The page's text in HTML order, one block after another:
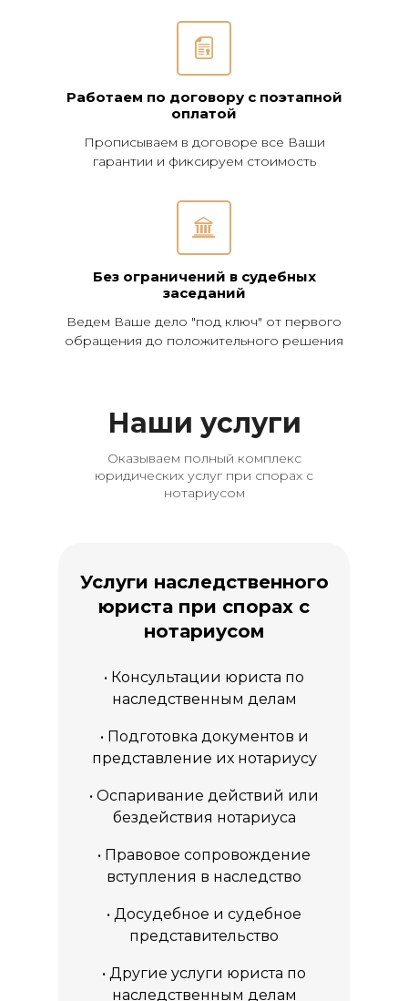
Работаем по договору с поэтапной
оплатой
Без ограничений в судебных
заседаний
Прописываем в договоре все Ваши
гарантии и фиксируем стоимость
Ведем Ваше дело "под ключ" от первого
обращения до положительного решения
Наши услуги
Оказываем полный комплекс
юридических услуг при спорах с
нотариусом
• Консультации юриста по
наследственным делам
• Оспаривание действий или
бездействия нотариуса
• Правовое сопровождение
вступления в наследство
• Другие услуги юриста по
наследственным делам
• Досудебное и судебное
представительство
• Подготовка документов и
представление их нотариусу
Услуги наследственного
юриста при спорах с
нотариусом